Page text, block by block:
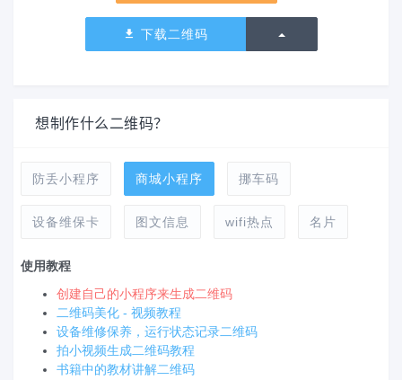
下载二维码 切换下拉列表
想制作什么二维码？
防丢小程序 商城小程序 挪车码
设备维保卡 图文信息 wifi热点 名片
使用教程
创建自己的小程序来生成二维码
二维码美化 - 视频教程
设备维修保养，运行状态记录二维码
拍小视频生成二维码教程
书籍中的教材讲解二维码